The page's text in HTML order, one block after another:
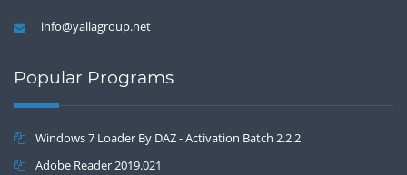
info@yallagroup.net
Popular Programs
Windows 7 Loader By DAZ - Activation Batch 2.2.2
Adobe Reader 2019.021